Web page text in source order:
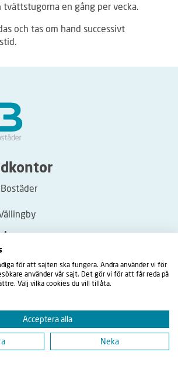
tvättstugorna en gång per vecka.
och tas om hand successivt
2
för att sajten ska fungera. Andra använder vi för
använder vår sajt. Det gör vi för att får reda på
Välj vilka cookies du vill tillåta.
Acceptera alla
Neka